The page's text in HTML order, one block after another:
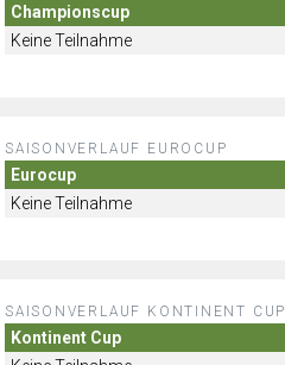
Championscup
Keine Teilnahme
SAISONVERLAUF EUROCUP
Eurocup
Keine Teilnahme
SAISONVERLAUF KONTINENT CUP
Kontinent Cup